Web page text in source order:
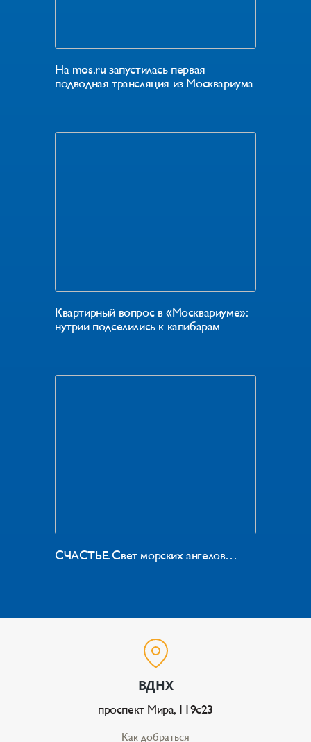
На mos.ru запустилась первая
подводная трансляция из Москвариума
Квартирный вопрос в «Москвариуме»:
нутрии подселились к капибарам
СЧАСТЬЕ. Свет морских ангелов…
ВДНХ
проспект Мира, 119с23
Как добраться